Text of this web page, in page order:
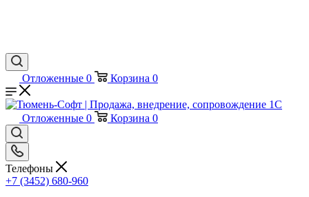
Отложенные 0 Корзина 0
Отложенные 0 Корзина 0
Телефоны
+7 (3452) 680-960